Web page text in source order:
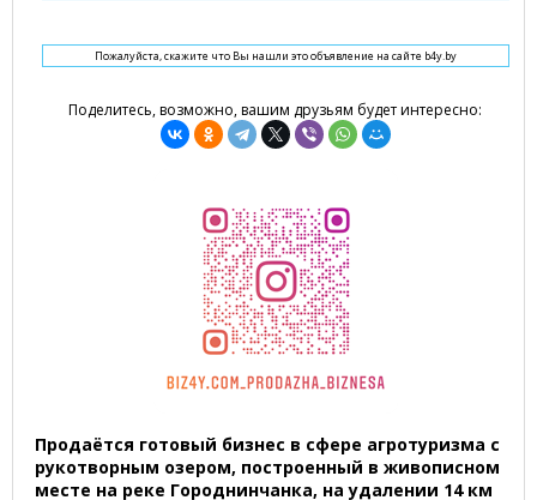
Пожалуйста, скажите что Вы нашли это объявление на сайте b4y.by
Поделитесь, возможно, вашим друзьям будет интересно:
Продаётся готовый бизнес в сфере агротуризма с
рукотворным озером, построенный в живописном
месте на реке Городнинчанка, на удалении 14 км